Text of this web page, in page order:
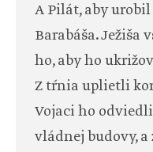
A Pilát, aby
Barabáša. Ježiša
ho, aby ho
Z tŕnia uplietli
Vojaci ho
vládnej budovy,